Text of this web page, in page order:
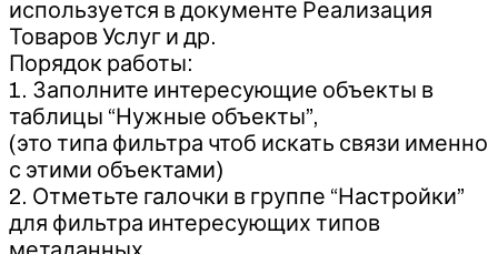
используется в документе Реализация
Товаров Услуг и др.
Порядок работы:
1. Заполните интересующие объекты в
таблицы “Нужные объекты”,
(это типа фильтра чтоб искать связи именно
с этими объектами)
2. Отметьте галочки в группе “Настройки”
для фильтра интересующих типов